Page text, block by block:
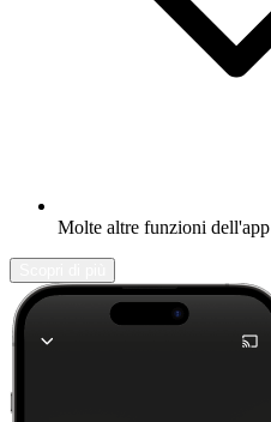
Molte altre funzioni dell'app